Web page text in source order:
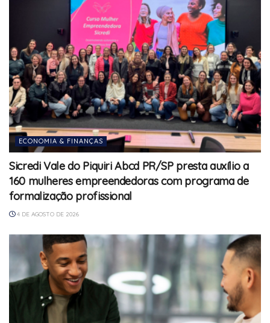
ECONOMIA & FINANÇAS
Sicredi Vale do Piquiri Abcd PR/SP presta auxílio a
160 mulheres empreendedoras com programa de
formalização profissional
4 DE AGOSTO DE 2026